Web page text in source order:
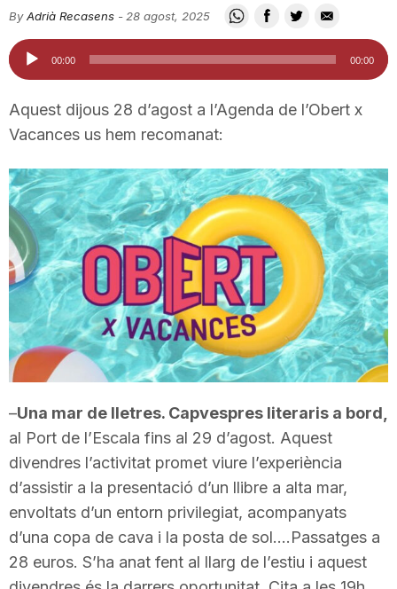
t
t
d
e
T
r
r
By Adrià Recasens - 28 agost, 2025
Reproductor
d'àudio
00:00 00:00
Aquest dijous 28 d’agost a l’Agenda de l’Obert x
Vacances us hem recomanat:
–Una mar de lletres. Capvespres literaris a bord,
al Port de l’Escala fins al 29 d’agost. Aquest
divendres l’activitat promet viure l’experiència
d’assistir a la presentació d’un llibre a alta mar,
envoltats d’un entorn privilegiat, acompanyats
d’una copa de cava i la posta de sol….Passatges a
28 euros. S’ha anat fent al llarg de l’estiu i aquest